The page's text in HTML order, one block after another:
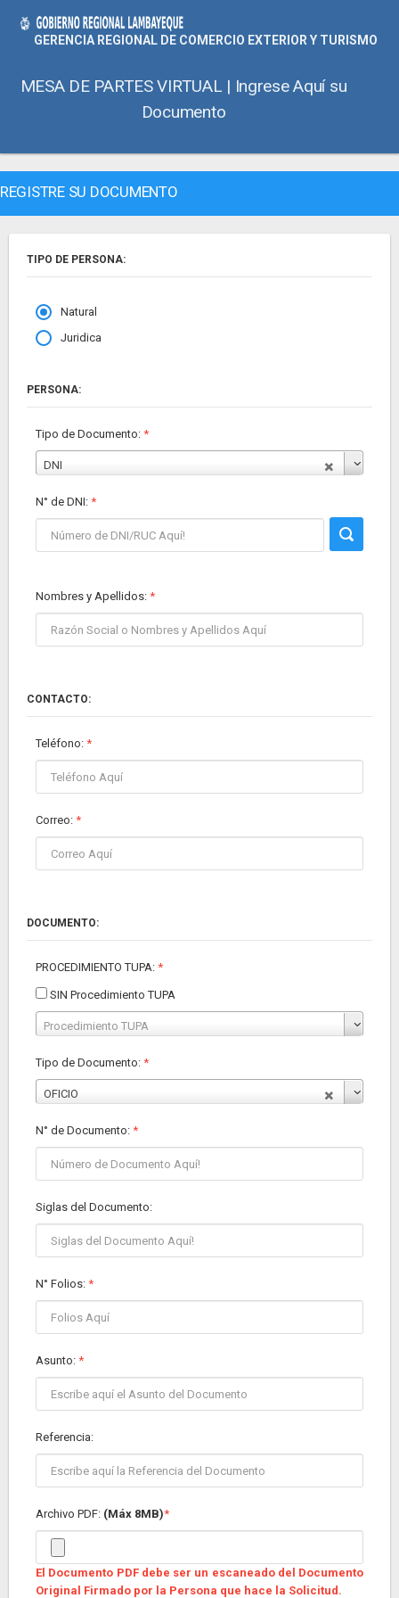
GERENCIA REGIONAL DE COMERCIO EXTERIOR Y TURISMO
MESA DE PARTES VIRTUAL | Ingrese Aquí su
Documento
REGISTRE SU DOCUMENTO
TIPO DE PERSONA:
Natural
Juridica
PERSONA:
Tipo de Documento: *
DNI
N° de DNI: *
Nombres y Apellidos: *
CONTACTO:
Teléfono: *
Correo: *
DOCUMENTO:
PROCEDIMIENTO TUPA: *
SIN Procedimiento TUPA
Procedimiento TUPA
Tipo de Documento: *
OFICIO
N° de Documento: *
Siglas del Documento:
N° Folios: *
Asunto: *
Referencia:
Archivo PDF: (Máx 8MB)*
El Documento PDF debe ser un escaneado del Documento
Original Firmado por la Persona que hace la Solicitud.